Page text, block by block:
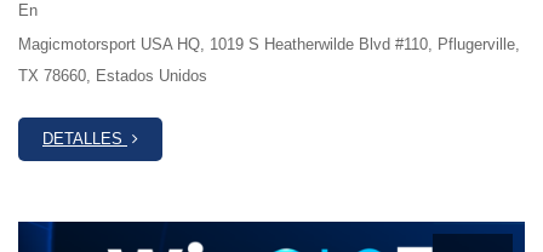
En
Magicmotorsport USA HQ, 1019 S Heatherwilde Blvd #110, Pflugerville,
TX 78660, Estados Unidos
DETALLES